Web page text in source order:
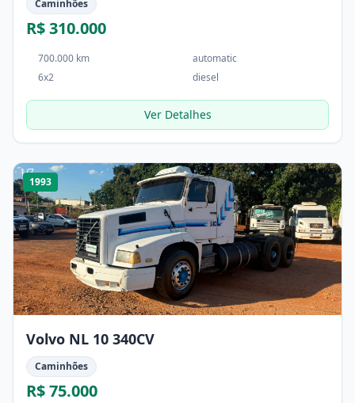
Caminhões
R$ 310.000
700.000 km
automatic
6x2
diesel
Ver Detalhes
1/7
1993
Volvo NL 10 340CV
Caminhões
R$ 75.000